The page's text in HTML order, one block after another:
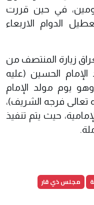
في حين قررت
الدوام الاربعاء
زيارة المنتصف من
الحسين (عليه
يوم مولد الإمام
تعالى فرجه الشريف)،
حيث يتم تنفيذ
مجلس ذي قار